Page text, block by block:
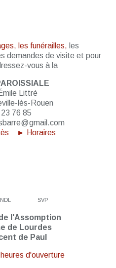
les funérailles, les
demandes de visite et pour
vous à la
Littré
lès-Rouen
76 85
► Horaires
NDL SVP
l'Assomption
de Lourdes
de Paul
d'ouverture